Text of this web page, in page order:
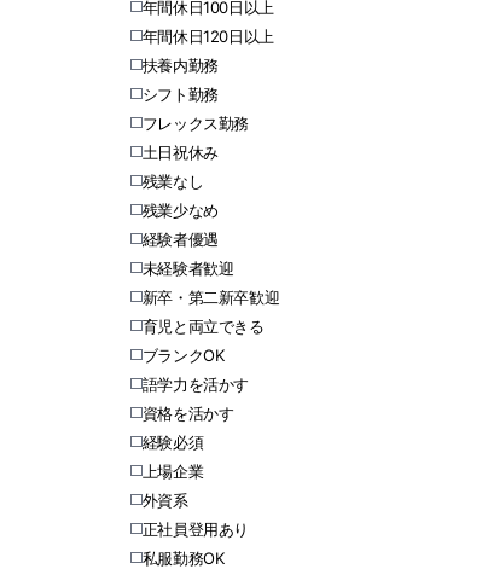
年間休日100日以上
年間休日120日以上
扶養内勤務
シフト勤務
フレックス勤務
土日祝休み
残業なし
残業少なめ
経験者優遇
未経験者歓迎
新卒・第二新卒歓迎
育児と両立できる
ブランクOK
語学力を活かす
資格を活かす
経験必須
上場企業
外資系
正社員登用あり
私服勤務OK